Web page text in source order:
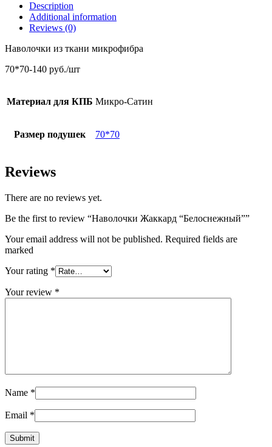
Description
Additional information
Reviews (0)
Наволочки из ткани микрофибра
70*70-140 руб./шт
Материал для КПБ Микро-Сатин
Размер подушек 70*70
Reviews
There are no reviews yet.
Be the first to review “Наволочки Жаккард “Белоснежный””
Your email address will not be published. Required fields are
marked
Your rating *
Your review *
Name *
Email *